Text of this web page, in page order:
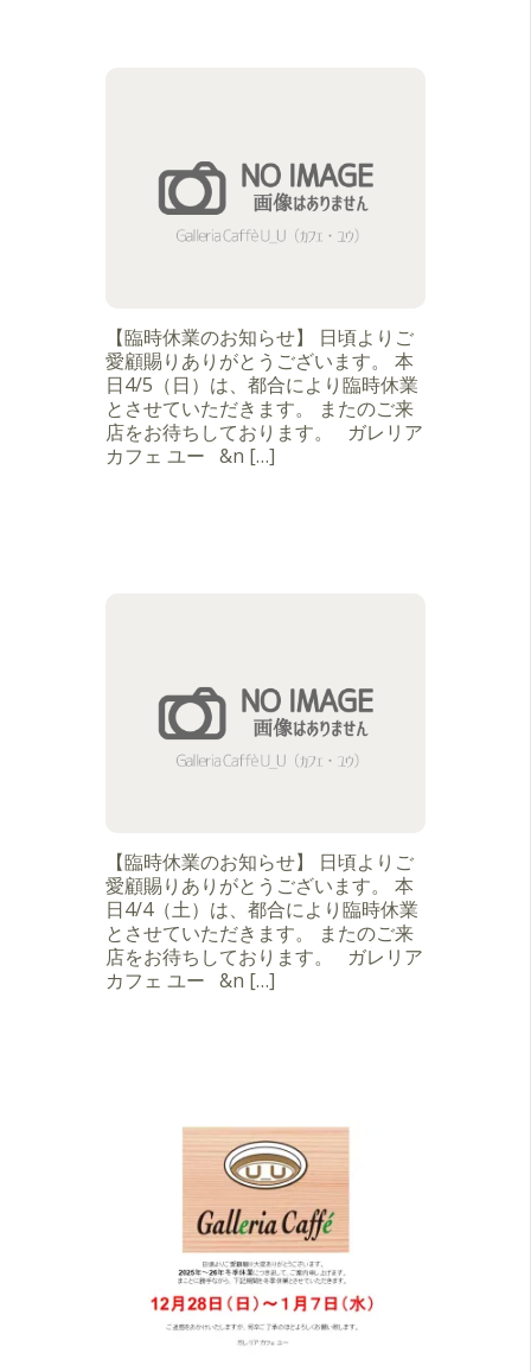
【臨時休業のお知らせ】 日頃よりご
愛顧賜りありがとうございます。 本
日4/5（日）は、都合により臨時休業
とさせていただきます。 またのご来
店をお待ちしております。 ガレリア
カフェ ユー &n […]
【臨時休業のお知らせ】 日頃よりご
愛顧賜りありがとうございます。 本
日4/4（土）は、都合により臨時休業
とさせていただきます。 またのご来
店をお待ちしております。 ガレリア
カフェ ユー &n […]